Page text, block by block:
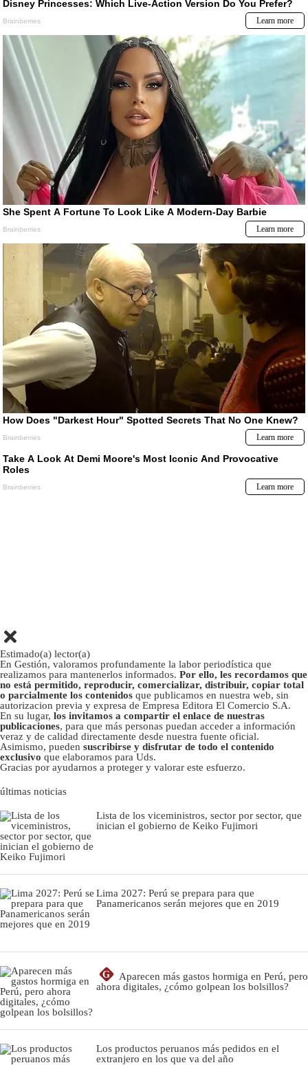
Estimado(a) lector(a)
En Gestión, valoramos profundamente la labor periodística que
realizamos para mantenerlos informados. Por ello, les recordamos que
no está permitido, reproducir, comercializar, distribuir, copiar total
o parcialmente los contenidos que publicamos en nuestra web, sin
autorizacion previa y expresa de Empresa Editora El Comercio S.A.
En su lugar, los invitamos a compartir el enlace de nuestras
publicaciones, para que más personas puedan acceder a información
veraz y de calidad directamente desde nuestra fuente oficial.
Asimismo, pueden suscribirse y disfrutar de todo el contenido
exclusivo que elaboramos para Uds.
Gracias por ayudarnos a proteger y valorar este esfuerzo.
últimas noticias
Lista de los viceministros, sector por sector, que
inician el gobierno de Keiko Fujimori
Lima 2027: Perú se prepara para que
Panamericanos serán mejores que en 2019
G
Aparecen más gastos hormiga en Perú, pero
ahora digitales, ¿cómo golpean los bolsillos?
Los productos peruanos más pedidos en el
extranjero en los que va del año